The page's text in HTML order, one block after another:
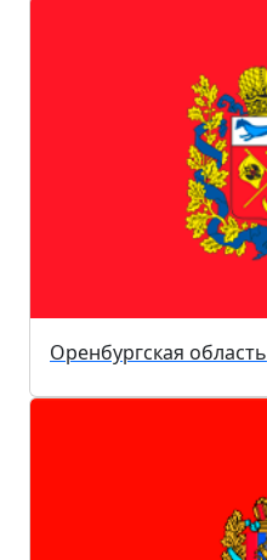
Оренбургская область